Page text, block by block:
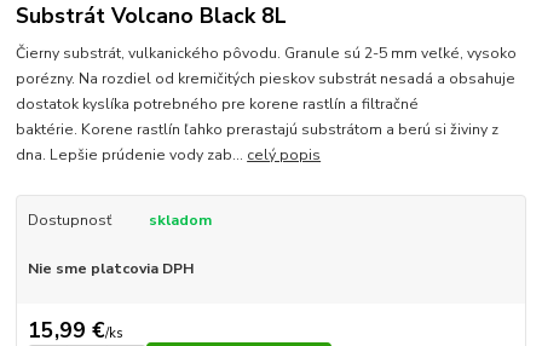
Substrát Volcano Black 8L
Čierny substrát, vulkanického pôvodu. Granule sú 2-5 mm veľké, vysoko
porézny. Na rozdiel od kremičitých pieskov substrát nesadá a obsahuje
dostatok kyslíka potrebného pre korene rastlín a filtračné
baktérie. Korene rastlín ľahko prerastajú substrátom a berú si živiny z
dna. Lepšie prúdenie vody zab... celý popis
Dostupnosť skladom
Nie sme platcovia DPH
15,99 €/ks